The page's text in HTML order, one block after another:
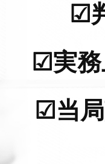
☑
☑実
☑当